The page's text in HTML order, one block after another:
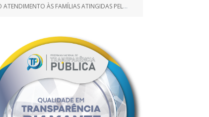
ATINGIDAS PELA SITUAÇÃO DE EMERGÊNCIA)